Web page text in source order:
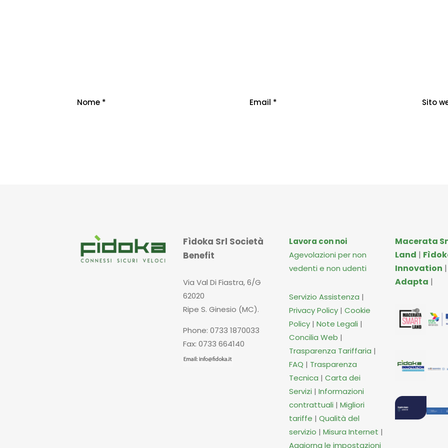
Nome * Email * Sito
Fìdoka Srl Società
Benefit
Via Val Di Fiastra, 6/G
62020
Ripe S. Ginesio (MC).
Phone: 0733 1870033
Fax: 0733 664140
Lavora con noi
Agevolazioni per non
vedenti e non udenti
Servizio Assistenza |
Privacy Policy | Cookie
Policy | Note Legali |
Concilia Web |
Trasparenza Tariffaria |
FAQ | Trasparenza
Tecnica | Carta dei
Servizi | Informazioni
contrattuali | Migliori
tariffe | Qualità del
servizio | Misura Internet |
Aggiorna le impostazioni
Macerata
Land |
Innovation
Adapta |